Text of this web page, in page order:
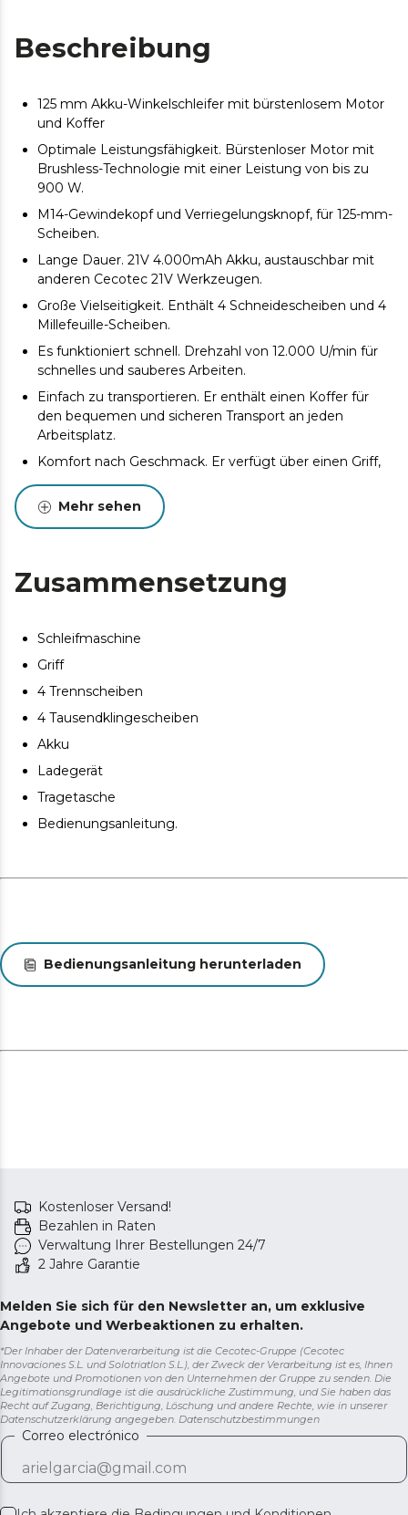
Beschreibung
125 mm Akku-Winkelschleifer mit bürstenlosem Motor
und Koffer
Optimale Leistungsfähigkeit. Bürstenloser Motor mit
Brushless-Technologie mit einer Leistung von bis zu
900 W.
M14-Gewindekopf und Verriegelungsknopf, für 125-mm-
Scheiben.
Lange Dauer. 21V 4.000mAh Akku, austauschbar mit
anderen Cecotec 21V Werkzeugen.
Große Vielseitigkeit. Enthält 4 Schneidescheiben und 4
Millefeuille-Scheiben.
Es funktioniert schnell. Drehzahl von 12.000 U/min für
schnelles und sauberes Arbeiten.
Einfach zu transportieren. Er enthält einen Koffer für
den bequemen und sicheren Transport an jeden
Arbeitsplatz.
Komfort nach Geschmack. Er verfügt über einen Griff,
der in zwei Positionen eingestellt werden kann
Mehr sehen
Zusammensetzung
Schleifmaschine
Griff
4 Trennscheiben
4 Tausendklingescheiben
Akku
Ladegerät
Tragetasche
Bedienungsanleitung.
Bedienungsanleitung herunterladen
Kostenloser Versand!
Bezahlen in Raten
Verwaltung Ihrer Bestellungen 24/7
2 Jahre Garantie
Melden Sie sich für den Newsletter an, um exklusive
Angebote und Werbeaktionen zu erhalten.
*Der Inhaber der Datenverarbeitung ist die Cecotec-Gruppe (Cecotec
Innovaciones S.L. und Solotriatlon S.L.), der Zweck der Verarbeitung ist es, Ihnen
Angebote und Promotionen von den Unternehmen der Gruppe zu senden. Die
Legitimationsgrundlage ist die ausdrückliche Zustimmung, und Sie haben das
Recht auf Zugang, Berichtigung, Löschung und andere Rechte, wie in unserer
Datenschutzerklärung angegeben. Datenschutzbestimmungen
Correo electrónico